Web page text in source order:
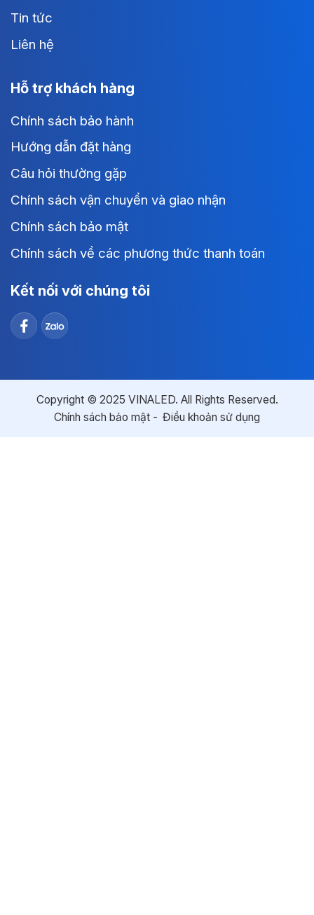
Tin tức
Liên hệ
Hỗ trợ khách hàng
Chính sách bảo hành
Hướng dẫn đặt hàng
Câu hỏi thường gặp
Chính sách vận chuyển và giao nhận
Chính sách bảo mật
Chính sách về các phương thức thanh toán
Kết nối với chúng tôi
Copyright © 2025 VINALED. All Rights Reserved.
Chính sách bảo mật
Điều khoản sử dụng